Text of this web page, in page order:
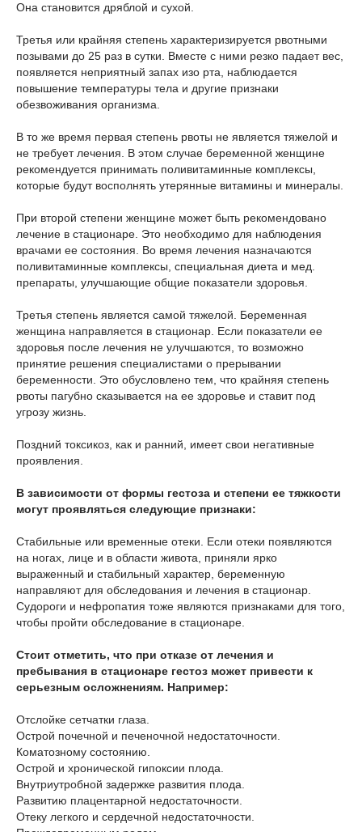
Она становится дряблой и сухой.
Третья или крайняя степень характеризируется рвотными
позывами до 25 раз в сутки. Вместе с ними резко падает вес,
появляется неприятный запах изо рта, наблюдается
повышение температуры тела и другие признаки
обезвоживания организма.
В то же время первая степень рвоты не является тяжелой и
не требует лечения. В этом случае беременной женщине
рекомендуется принимать поливитаминные комплексы,
которые будут восполнять утерянные витамины и минералы.
При второй степени женщине может быть рекомендовано
лечение в стационаре. Это необходимо для наблюдения
врачами ее состояния. Во время лечения назначаются
поливитаминные комплексы, специальная диета и мед.
препараты, улучшающие общие показатели здоровья.
Третья степень является самой тяжелой. Беременная
женщина направляется в стационар. Если показатели ее
здоровья после лечения не улучшаются, то возможно
принятие решения специалистами о прерывании
беременности. Это обусловлено тем, что крайняя степень
рвоты пагубно сказывается на ее здоровье и ставит под
угрозу жизнь.
Поздний токсикоз, как и ранний, имеет свои негативные
проявления.
В зависимости от формы гестоза и степени ее тяжкости
могут проявляться следующие признаки:
Стабильные или временные отеки. Если отеки появляются
на ногах, лице и в области живота, приняли ярко
выраженный и стабильный характер, беременную
направляют для обследования и лечения в стационар.
Судороги и нефропатия тоже являются признаками для того,
чтобы пройти обследование в стационаре.
Стоит отметить, что при отказе от лечения и
пребывания в стационаре гестоз может привести к
серьезным осложнениям. Например:
Отслойке сетчатки глаза.
Острой почечной и печеночной недостаточности.
Коматозному состоянию.
Острой и хронической гипоксии плода.
Внутриутробной задержке развития плода.
Развитию плацентарной недостаточности.
Отеку легкого и сердечной недостаточности.